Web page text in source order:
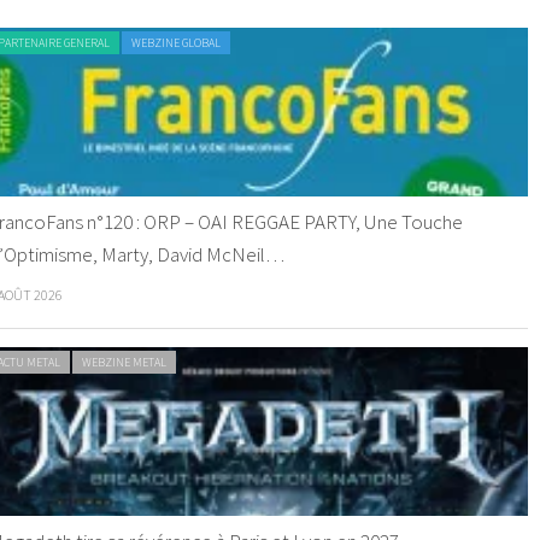
GENERAL WEBZINE GLOBAL
n°120 : ORP – OAI REGGAE PARTY, Une Touche
Marty, David McNeil…
2026
METAL WEBZINE METAL